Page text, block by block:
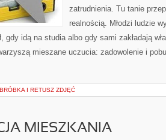
zatrudnienia. Tu tanie
realnością. Młodzi ludzie
gdy idą na studia albo gdy sami zakładają
mieszane uczucia: zadowolenie i
I RETUSZ ZDJĘĆ
MIESZKANIA